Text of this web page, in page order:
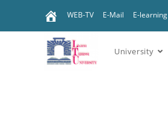
WEB-TV E-Mail E-learning
University